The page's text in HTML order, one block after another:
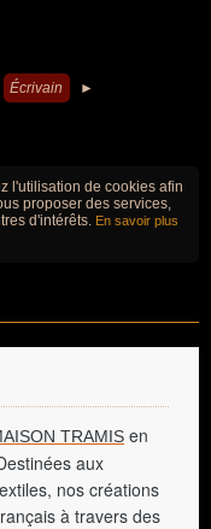
Écrivain ►
l'utilisation de cookies afin
proposer des services,
d'intérêts. En savoir plus
TRAMIS en
aux
nos créations
à travers des